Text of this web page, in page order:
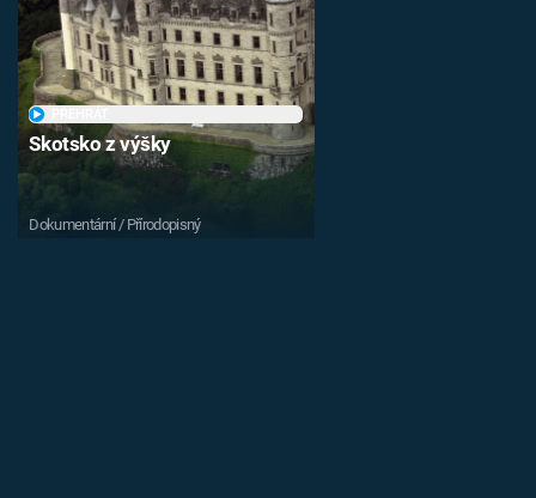
Skotsko z výšky
Dokumentární / Přírodopisný